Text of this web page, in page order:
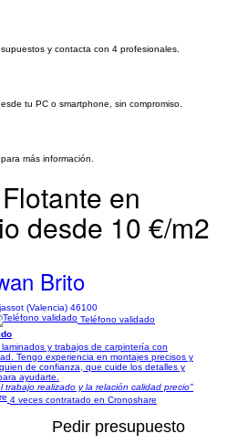
y contacta con 4 profesionales.
tu PC o smartphone, sin compromiso.
más información.
en
desde 10 €/m2
Brito
(Valencia) 46100
Teléfono validado
y trabajos de carpintería con
Tengo experiencia en montajes precisos y
de confianza, que cuide los detalles y
ayudarte.
trabajo realizado y la relación calidad precio"
4 veces contratado en Cronoshare
Pedir presupuesto